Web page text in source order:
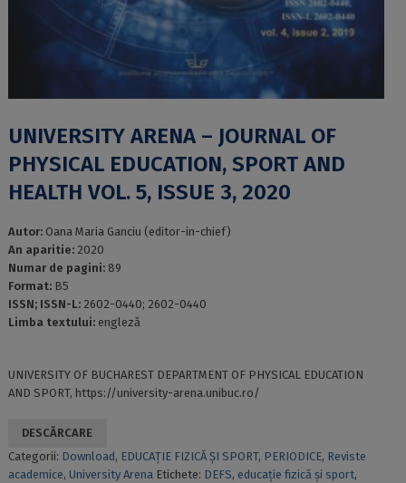
UNIVERSITY ARENA – JOURNAL OF
PHYSICAL EDUCATION, SPORT AND
HEALTH VOL. 5, ISSUE 3, 2020
Autor: Oana Maria Ganciu (editor-in-chief)
An aparitie: 2020
Numar de pagini: 89
Format: B5
ISSN; ISSN-L: 2602-0440; 2602-0440
Limba textului: engleză
UNIVERSITY OF BUCHAREST DEPARTMENT OF PHYSICAL EDUCATION
AND SPORT, https://university-arena.unibuc.ro/
DESCĂRCARE
Categorii: Download, EDUCAȚIE FIZICĂ ȘI SPORT, PERIODICE, Reviste
academice, University Arena Etichete: DEFS, educaţie fizică şi sport,